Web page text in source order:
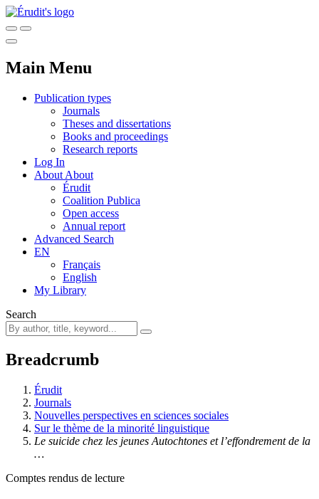
Main Menu
Publication types
Journals
Theses and dissertations
Books and proceedings
Research reports
Log In
About About
Érudit
Coalition Publica
Open access
Annual report
Advanced Search
EN
Français
English
My Library
Search
Breadcrumb
Érudit
Journals
Nouvelles perspectives en sciences sociales
Sur le thème de la minorité linguistique
Le suicide chez les jeunes Autochtones et l’effondrement de la
…
Comptes rendus de lecture